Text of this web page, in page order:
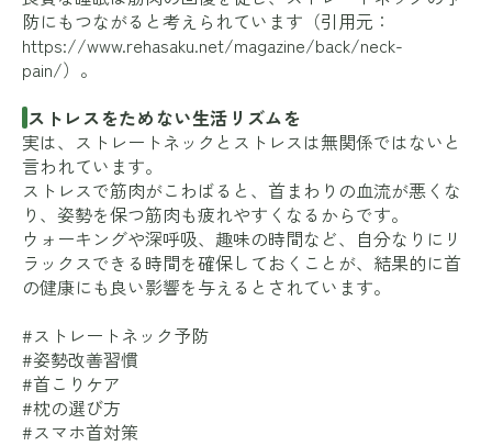
防にもつながると考えられています（引用元：
https://www.rehasaku.net/magazine/back/neck-
pain/）。
ストレスをためない生活リズムを
実は、ストレートネックとストレスは無関係ではないと
言われています。
ストレスで筋肉がこわばると、首まわりの血流が悪くな
り、姿勢を保つ筋肉も疲れやすくなるからです。
ウォーキングや深呼吸、趣味の時間など、自分なりにリ
ラックスできる時間を確保しておくことが、結果的に首
の健康にも良い影響を与えるとされています。
#ストレートネック予防
#姿勢改善習慣
#首こりケア
#枕の選び方
#スマホ首対策